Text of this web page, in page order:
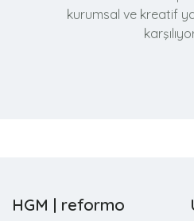
kurumsal ve kreatif
HGM | reformo